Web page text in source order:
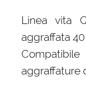
Linea vita
aggraffata
aggraffature